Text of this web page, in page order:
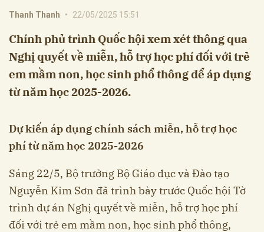
Thanh Thanh • 22/05/2025 15:51
Chính phủ trình Quốc hội xem xét thông qua
Nghị quyết về miễn, hỗ trợ học phí đối với trẻ
em mầm non, học sinh phổ thông để áp dụng
từ năm học 2025-2026.
Dự kiến áp dụng chính sách miễn, hỗ trợ học
phí từ năm học 2025-2026
Sáng 22/5, Bộ trưởng Bộ Giáo dục và Đào tạo
Nguyễn Kim Sơn đã trình bày trước Quốc hội Tờ
trình dự án Nghị quyết về miễn, hỗ trợ học phí
đối với trẻ em mầm non, học sinh phổ thông,
Hủy